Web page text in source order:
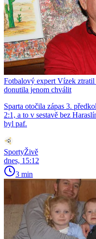
Fotbalový expert Vízek
donutila jenom chválit
Sparta otočila zápas 3.
2:1, a to v sestavě bez
byl paf.
SportyŽivě
dnes, 15:12
3 min